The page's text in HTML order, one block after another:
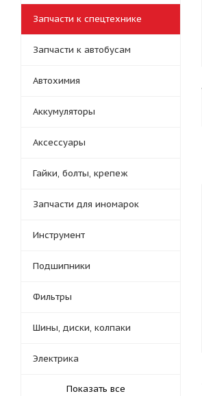
Запчасти к спецтехнике
Запчасти к автобусам
Автохимия
Аккумуляторы
Аксессуары
Гайки, болты, крепеж
Запчасти для иномарок
Инструмент
Подшипники
Фильтры
Шины, диски, колпаки
Электрика
Показать все